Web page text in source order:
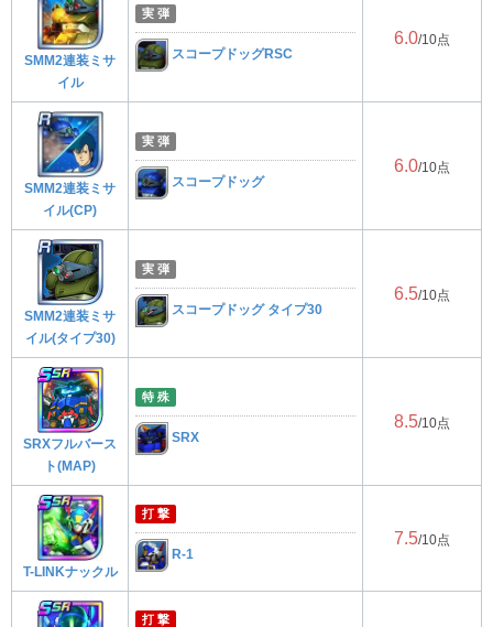
SMM2連装ミサ
イル
実 弾
スコープドッグRSC
6.0/10点
SMM2連装ミサ
イル(CP)
実 弾
スコープドッグ
6.0/10点
SMM2連装ミサ
イル(タイプ30)
実 弾
スコープドッグ タイプ30
6.5/10点
SRXフルバース
ト(MAP)
特 殊
SRX
8.5/10点
T-LINKナックル
打 撃
R-1
7.5/10点
打 撃